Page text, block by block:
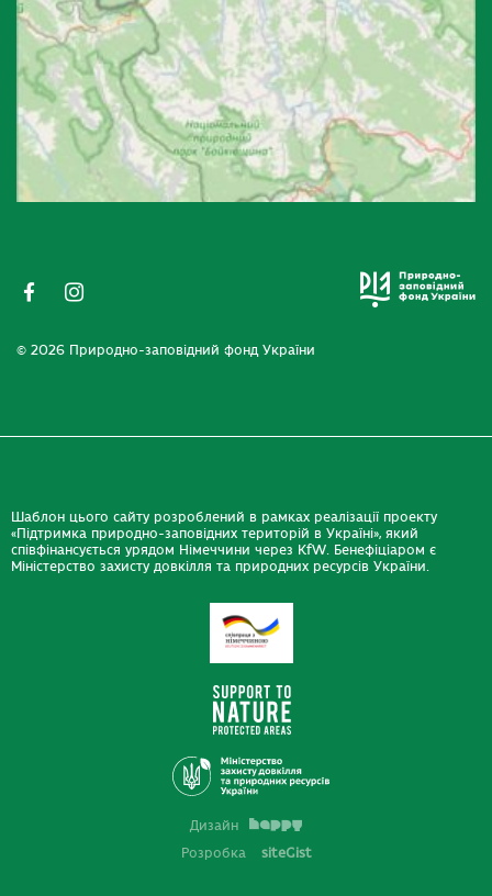
© 2026 Природно-заповідний фонд України
Шаблон цього сайту розроблений в рамках реалізації проекту
«Підтримка природно-заповідних територій в Україні», який
співфінансується урядом Німеччини через KfW. Бенефіціаром є
Міністерство захисту довкілля та природних ресурсів України.
Дизайн
Розробка
siteGist